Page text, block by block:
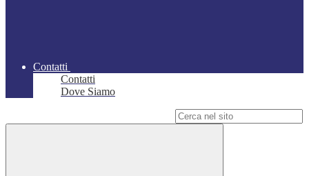
Contatti
Contatti
Dove Siamo